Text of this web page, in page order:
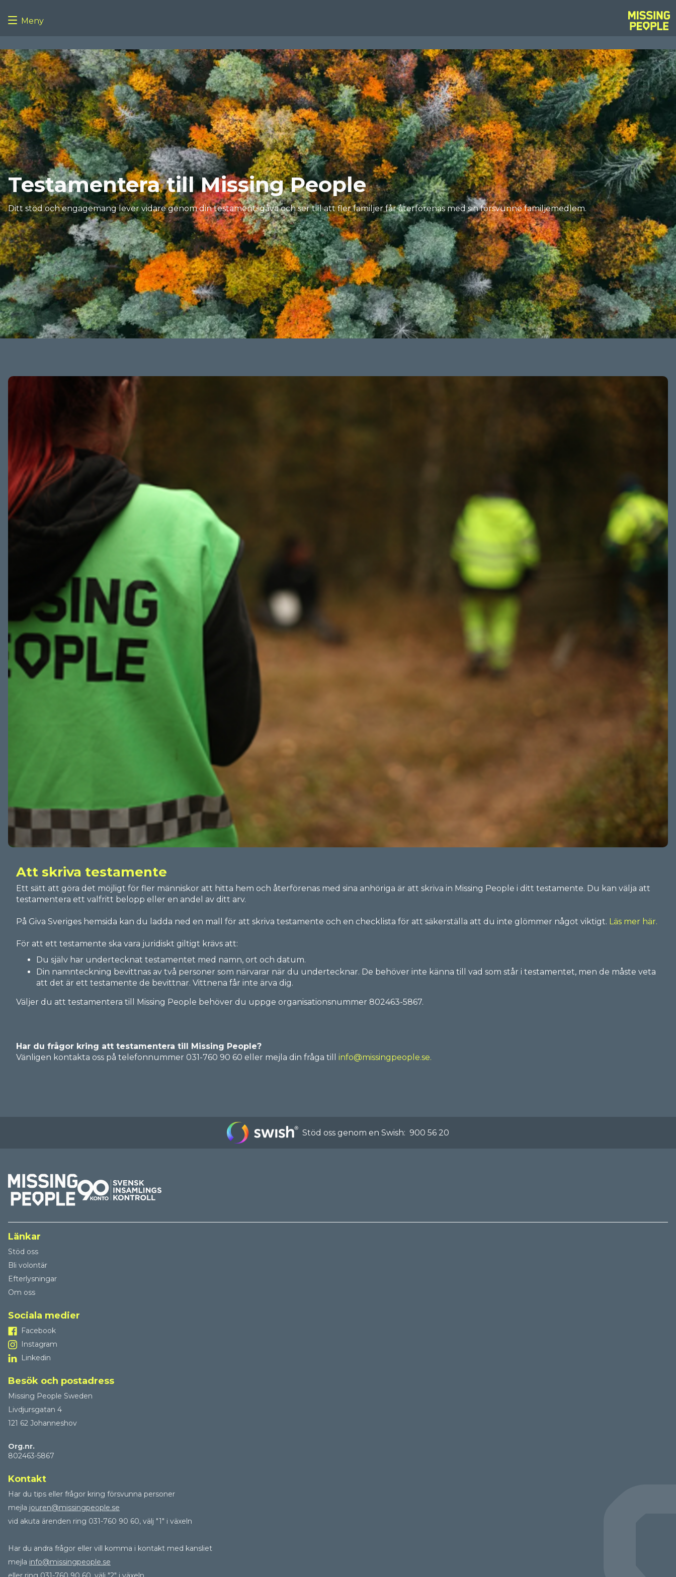
Meny
Testamentera till Missing People
Ditt stöd och engagemang lever vidare genom din testamentsgåva och ser till att fler familjer får återförenas med sin försvunne familjemedlem.
Att skriva testamente
Ett sätt att göra det möjligt för fler människor att hitta hem och återförenas med sina anhöriga är att skriva in Missing People i ditt testamente. Du kan välja att
testamentera ett valfritt belopp eller en andel av ditt arv.
På Giva Sveriges hemsida kan du ladda ned en mall för att skriva testamente och en checklista för att säkerställa att du inte glömmer något viktigt. Läs mer här.
För att ett testamente ska vara juridiskt giltigt krävs att:
Du själv har undertecknat testamentet med namn, ort och datum.
Din namnteckning bevittnas av två personer som närvarar när du undertecknar. De behöver inte känna till vad som står i testamentet, men de måste veta
att det är ett testamente de bevittnar. Vittnena får inte ärva dig.
Väljer du att testamentera till Missing People behöver du uppge organisationsnummer 802463-5867.
Har du frågor kring att testamentera till Missing People?
Vänligen kontakta oss på telefonnummer 031-760 90 60 eller mejla din fråga till info@missingpeople.se.
Stöd oss genom en Swish: 900 56 20
Länkar
Stöd oss
Bli volontär
Efterlysningar
Om oss
Sociala medier
Facebook
Instagram
Linkedin
Besök och postadress
Missing People Sweden
Livdjursgatan 4
121 62 Johanneshov
Org.nr.
802463-5867
Kontakt
Har du tips eller frågor kring försvunna personer
mejla jouren@missingpeople.se
vid akuta ärenden ring 031-760 90 60, välj "1" i växeln
Har du andra frågor eller vill komma i kontakt med kansliet
mejla info@missingpeople.se